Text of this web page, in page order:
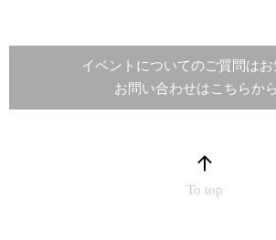
イベントについてのご質問はお
お問い合わせはこちらから
To top